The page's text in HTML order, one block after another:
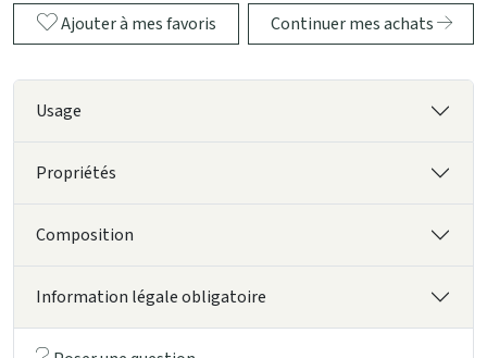
Ajouter à mes favoris Continuer mes achats
Usage
Propriétés
Composition
Information légale obligatoire